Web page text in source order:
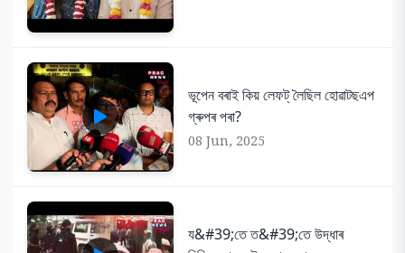
ভূপেন বৰাই কিয় লেফট্ লৈছিল হোৱাটছএপ
গ্ৰুপৰ পৰা?
08 Jun, 2025
য&#39;তে ত&#39;তে উদ্ধাৰ